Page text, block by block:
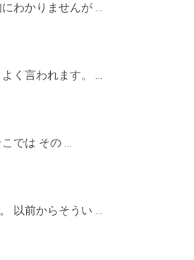
わかりませんが …
く言われます。 …
では その …
以前からそうい …